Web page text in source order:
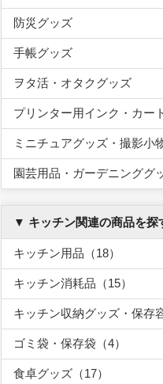
防災グッズ
手帳グッズ
ヲタ活・オタクグッズ
プリンター用インク・カー
ミニチュアグッズ・撮影小
園芸用品・ガーデニンググ
▼ キッチン関連の商品を探
キッチン用品（18）
キッチン消耗品（15）
キッチン収納グッズ・保存
ゴミ袋・保存袋（4）
食卓グッズ（17）